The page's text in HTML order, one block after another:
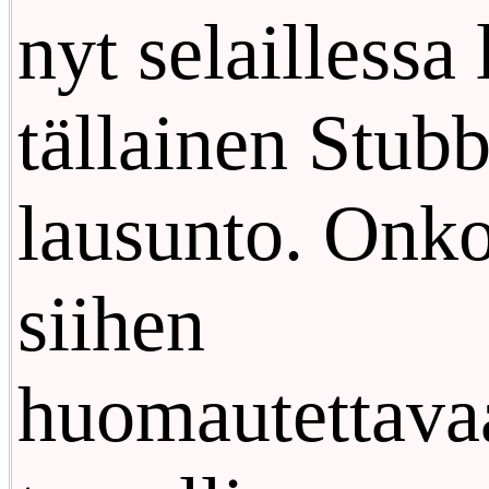
nyt
tällainen
lausunto.
siihen